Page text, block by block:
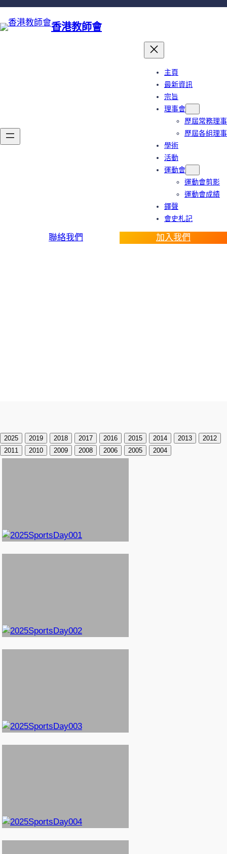
跳
主
香港教師會
主頁
最新資訊
宗旨
理事會
歷屆常務理事
歷屆各組理事
學術
活動
運動會
運動會剪影
運動會成績
鐸聲
會史札記
聯絡我們 加入我們
2025 2019 2018 2017 2016 2015 2014 2013
2012
2011
2010 2009 2008 2006 2005 2004